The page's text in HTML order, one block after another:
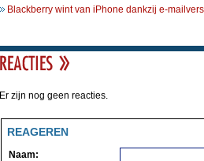
Blackberry wint van iPhone dankzij e-
Er zijn nog geen reacties.
REAGEREN
Naam: